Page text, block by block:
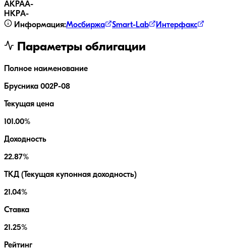
АКРАA-
НКРA-
Информация:Мосбиржа Smart-Lab Интерфакс
Параметры облигации
Полное наименование
Брусника 002Р-08
Текущая цена
101.00%
Доходность
22.87%
ТКД (Текущая купонная доходность)
21.04%
Ставка
21.25%
Рейтинг